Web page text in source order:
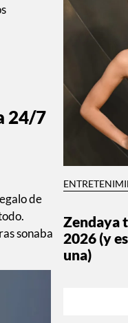
24/7
de
sonaba
Zendaya
2026 (y
una)